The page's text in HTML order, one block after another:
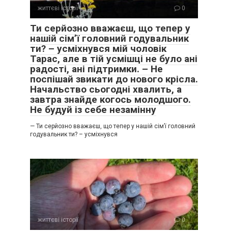
життєві історії 0
Ти серйозно вважаєш, що тепер у
нашій сім’ї головний годувальник
ти? – усміхнувся мій чоловік
Тарас, але в тій усмішці не було ані
радості, ані підтримки. – Не
поспішай звикати до нового крісла.
Начальство сьогодні хвалить, а
завтра знайде когось молодшого.
Не будуй із себе незамінну
— Ти серйозно вважаєш, що тепер у нашій сім’ї головний
годувальник ти? – усміхнувся
життєві історії 0